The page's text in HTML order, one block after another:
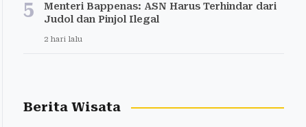
5
Menteri Bappenas: ASN Harus Terhindar dari
Judol dan Pinjol Ilegal
2 hari lalu
Berita Wisata